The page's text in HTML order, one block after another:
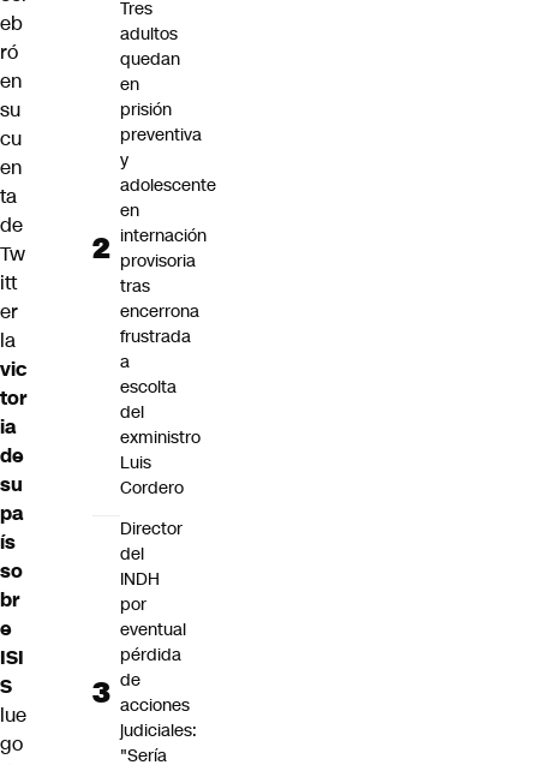
eb
ró
en
su
cu
en
ta
de
Tw
itt
er
la
vic
tor
ia
de
su
pa
ís
so
br
e
ISI
S
lue
go
Tres
adultos
quedan
en
prisión
preventiva
y
adolescente
en
internación
provisoria
tras
encerrona
frustrada
a
escolta
del
exministro
Luis
Cordero
Director
del
INDH
por
eventual
pérdida
de
acciones
judiciales:
"Sería